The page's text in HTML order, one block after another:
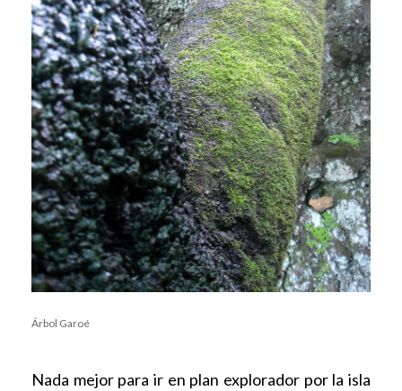
Árbol Garoé
Nada mejor para ir en plan explorador por la isla